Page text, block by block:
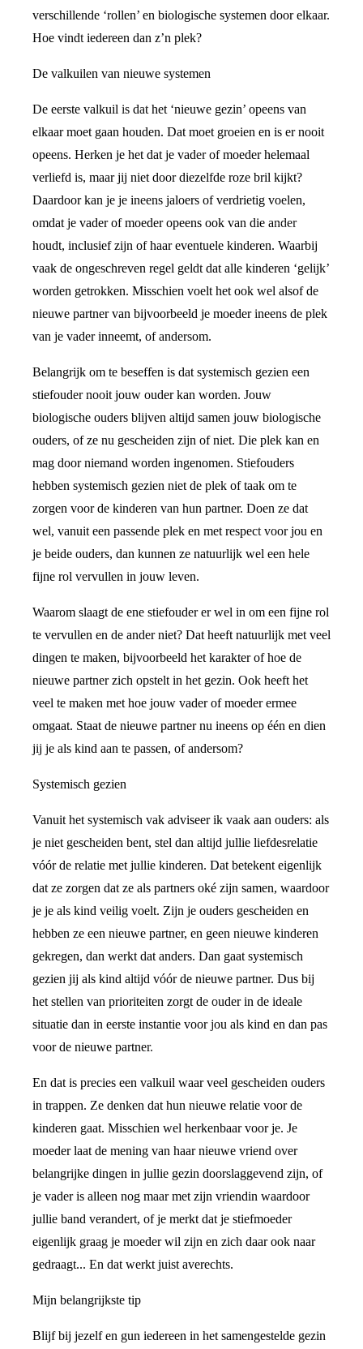
verschillende ‘rollen’ en biologische systemen door elkaar.
Hoe vindt iedereen dan z’n plek?
De valkuilen van nieuwe systemen
De eerste valkuil is dat het ‘nieuwe gezin’ opeens van
elkaar moet gaan houden. Dat moet groeien en is er nooit
opeens. Herken je het dat je vader of moeder helemaal
verliefd is, maar jij niet door diezelfde roze bril kijkt?
Daardoor kan je je ineens jaloers of verdrietig voelen,
omdat je vader of moeder opeens ook van die ander
houdt, inclusief zijn of haar eventuele kinderen. Waarbij
vaak de ongeschreven regel geldt dat alle kinderen ‘gelijk’
worden getrokken. Misschien voelt het ook wel alsof de
nieuwe partner van bijvoorbeeld je moeder ineens de plek
van je vader inneemt, of andersom.
Belangrijk om te beseffen is dat systemisch gezien een
stiefouder nooit jouw ouder kan worden. Jouw
biologische ouders blijven altijd samen jouw biologische
ouders, of ze nu gescheiden zijn of niet. Die plek kan en
mag door niemand worden ingenomen. Stiefouders
hebben systemisch gezien niet de plek of taak om te
zorgen voor de kinderen van hun partner. Doen ze dat
wel, vanuit een passende plek en met respect voor jou en
je beide ouders, dan kunnen ze natuurlijk wel een hele
fijne rol vervullen in jouw leven.
Waarom slaagt de ene stiefouder er wel in om een fijne rol
te vervullen en de ander niet? Dat heeft natuurlijk met veel
dingen te maken, bijvoorbeeld het karakter of hoe de
nieuwe partner zich opstelt in het gezin. Ook heeft het
veel te maken met hoe jouw vader of moeder ermee
omgaat. Staat de nieuwe partner nu ineens op één en dien
jij je als kind aan te passen, of andersom?
Systemisch gezien
Vanuit het systemisch vak adviseer ik vaak aan ouders: als
je niet gescheiden bent, stel dan altijd jullie liefdesrelatie
vóór de relatie met jullie kinderen. Dat betekent eigenlijk
dat ze zorgen dat ze als partners oké zijn samen, waardoor
je je als kind veilig voelt. Zijn je ouders gescheiden en
hebben ze een nieuwe partner, en geen nieuwe kinderen
gekregen, dan werkt dat anders. Dan gaat systemisch
gezien jij als kind altijd vóór de nieuwe partner. Dus bij
het stellen van prioriteiten zorgt de ouder in de ideale
situatie dan in eerste instantie voor jou als kind en dan pas
voor de nieuwe partner.
En dat is precies een valkuil waar veel gescheiden ouders
in trappen. Ze denken dat hun nieuwe relatie voor de
kinderen gaat. Misschien wel herkenbaar voor je. Je
moeder laat de mening van haar nieuwe vriend over
belangrijke dingen in jullie gezin doorslaggevend zijn, of
je vader is alleen nog maar met zijn vriendin waardoor
jullie band verandert, of je merkt dat je stiefmoeder
eigenlijk graag je moeder wil zijn en zich daar ook naar
gedraagt... En dat werkt juist averechts.
Mijn belangrijkste tip
Blijf bij jezelf en gun iedereen in het samengestelde gezin